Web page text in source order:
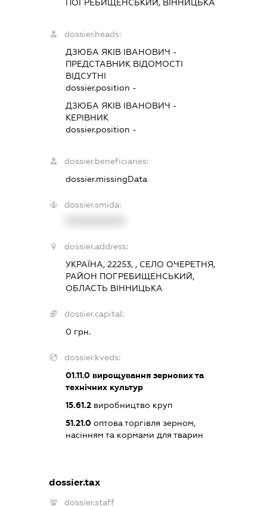
ПОГРЕБИЩЕНСЬКИЙ, ВІННИЦЬКА
dossier.heads:
ДЗЮБА ЯКІВ ІВАНОВИЧ -
ПРЕДСТАВНИК ВІДОМОСТІ
ВІДСУТНІ
dossier.position -
ДЗЮБА ЯКІВ ІВАНОВИЧ -
КЕРІВНИК
dossier.position -
dossier.beneficiaries:
dossier.missingData
dossier.smida:
dossier.address:
УКРАЇНА, 22253, , СЕЛО ОЧЕРЕТНЯ,
РАЙОН ПОГРЕБИЩЕНСЬКИЙ,
ОБЛАСТЬ ВІННИЦЬКА
dossier.capital:
0 грн.
dossier.kveds:
01.11.0вирощування зернових та
технічних культур
15.61.2виробництво круп
51.21.0оптова торгівля зерном,
насінням та кормами для тварин
dossier.tax
dossier.staff